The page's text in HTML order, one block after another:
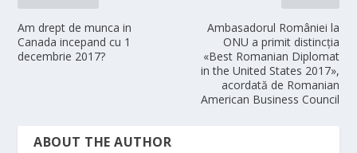
Am drept de munca in
Canada incepand cu 1
decembrie 2017?
Ambasadorul României la
ONU a primit distincția
«Best Romanian Diplomat
in the United States 2017»,
acordată de Romanian
American Business Council
ABOUT THE AUTHOR